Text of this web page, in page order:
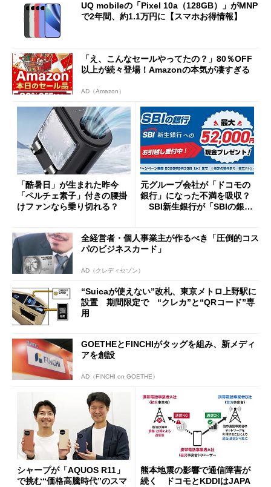
UQ mobileの「Pixel 10a（128GB）」がMNP
で2年間、約1.1万円に【スマホお得情報】
「え、こんなセールやってたの？」80％OFF
以上が続々登場！Amazonの本気が凄すぎる
AD（Amazon）
「酷暑日」が生まれた昨今
「ペルチェ素子」付きの腰掛
けファンなら乗り切れる？
元グループ会社が「ドコモの
銀行」になった不満を吸収？
SBI新生銀行が「SBIの銀
開催
全経営者・個人事業主が作るべき「圧倒的コス
パのビジネスカード」
AD（クレディセゾン）
“Suicaが使えない”改札、東京メトロ上野駅に
設置 期間限定で “クレカ”と“QRコード”専
用
GOETHEとFINCHIがタッグを組み、新メディ
アを創設
AD（FINCHI on GOETHE）
シャープが「AQUOS R11」
で挑む“価格高騰時代”のスマ
熊本地震の影響で通信障害が
続く ドコモとKDDIはJAPA